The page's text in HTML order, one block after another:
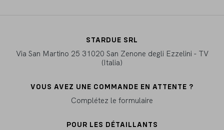
STARDUE SRL
Via San Martino 25 31020 San Zenone degli Ezzelini - TV
(Italia)
VOUS AVEZ UNE COMMANDE EN ATTENTE ?
Complétez le formulaire
POUR LES DÉTAILLANTS